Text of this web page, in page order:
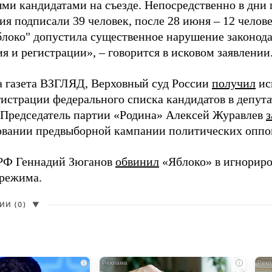
кандидатами на съезде. Непосредственно в дни
подписали 39 человек, после 28 июня – 12
допустила существенное нарушение
и регистрации», – говорится в исковом
газета ВЗГЛЯД, Верховный суд России получил
федерального списка кандидатов в
партии «Родина» Алексей Журавлев
предвыборной кампании политических
Геннадий Зюганов обвинил «Яблоко» в
(0) ▼
i i